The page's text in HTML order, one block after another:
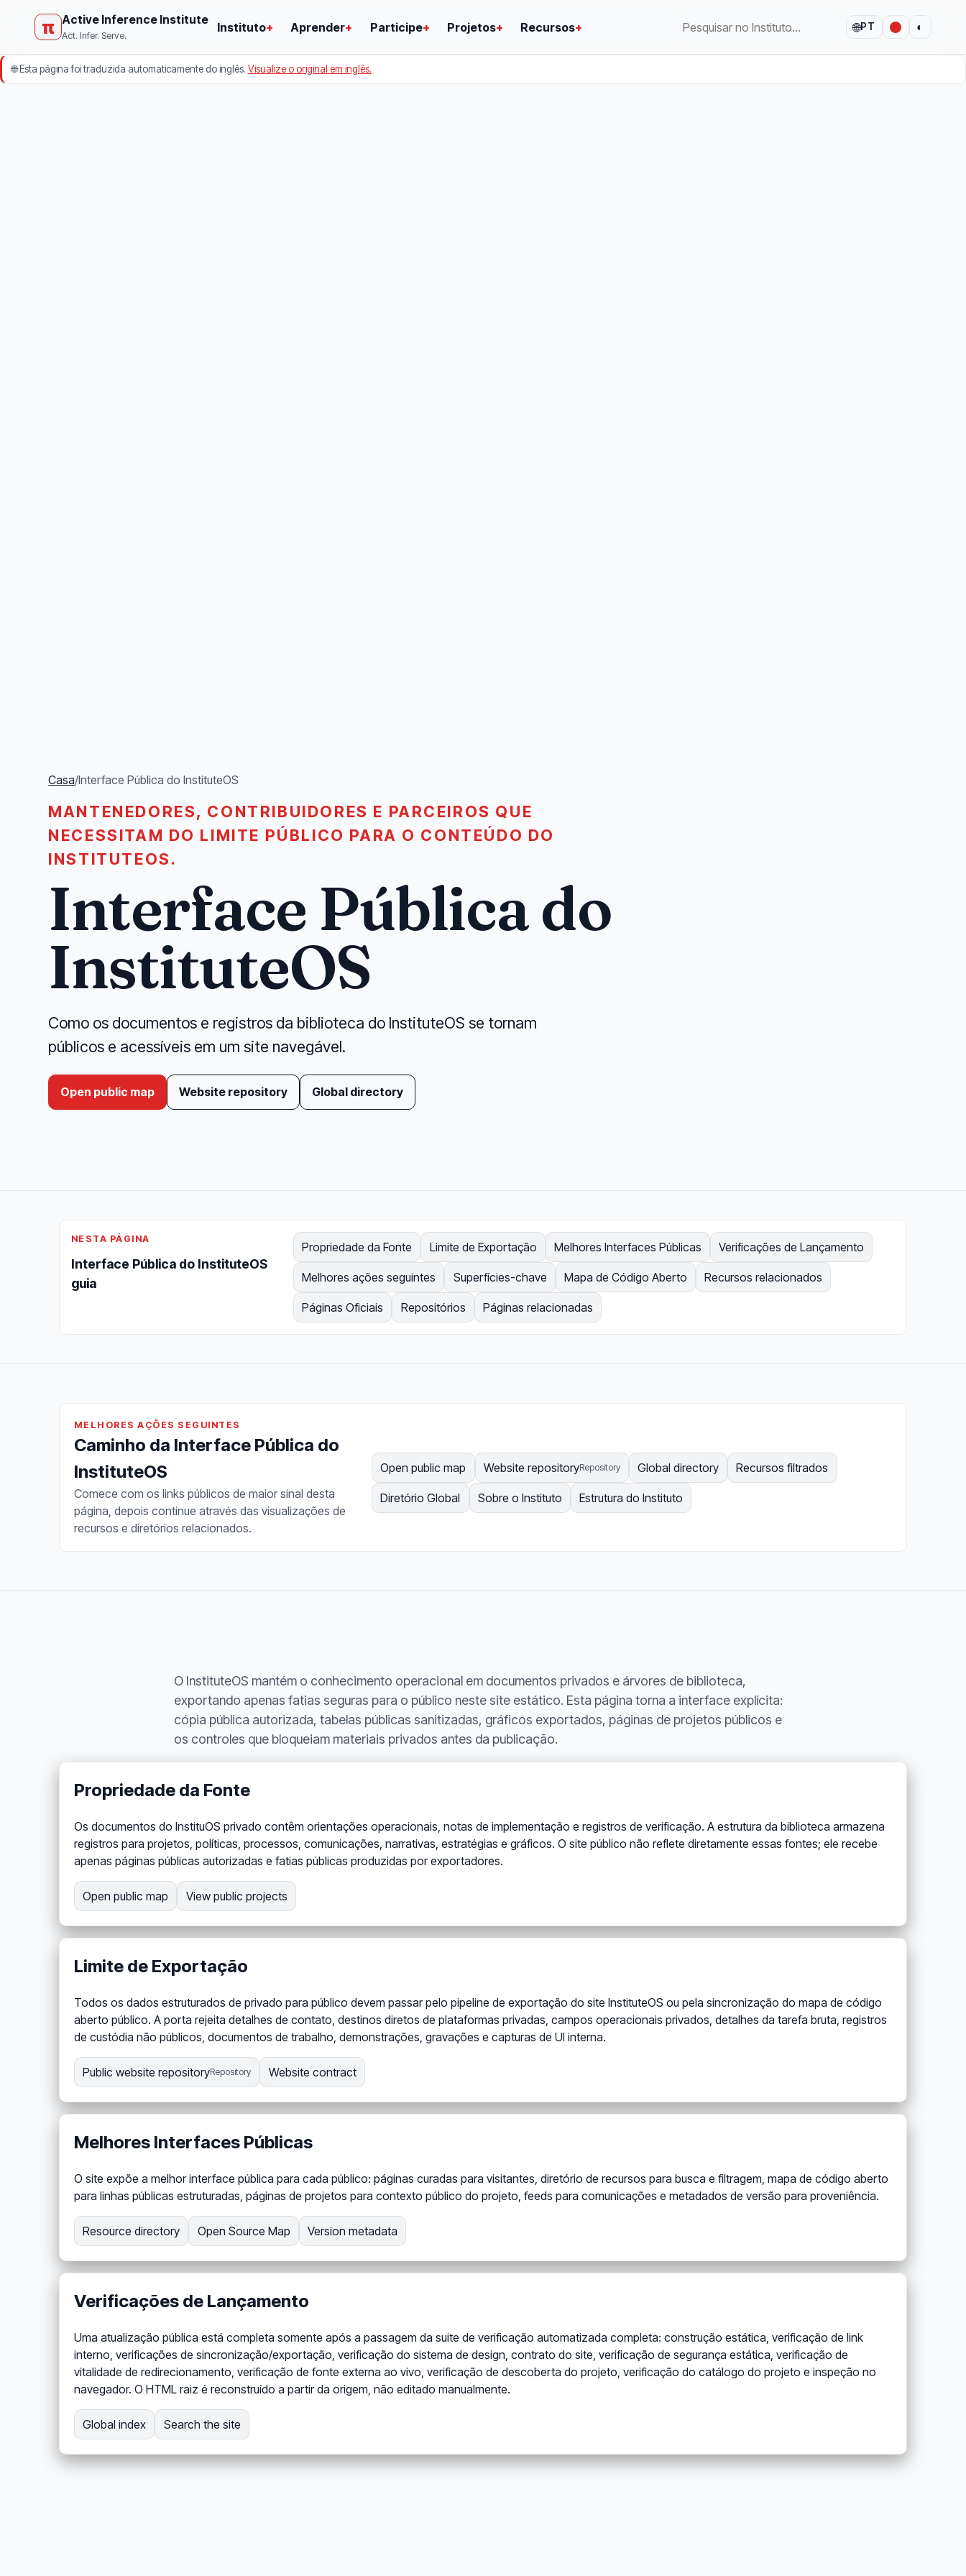
π Active Inference Institute
Act. Infer. Serve.
Instituto+ Aprender+ Participe+ Projetos+ Recursos+ 🌐PT ◐
🌐Esta página foi traduzida automaticamente do inglês. Visualize o original em inglês.
Casa/Interface Pública do InstituteOS
MANTENEDORES, CONTRIBUIDORES E PARCEIROS QUE
NECESSITAM DO LIMITE PÚBLICO PARA O CONTEÚDO DO
INSTITUTEOS.
Interface Pública do
InstituteOS
Como os documentos e registros da biblioteca do InstituteOS se tornam
públicos e acessíveis em um site navegável.
Open public map Website repository Global directory
NESTA PÁGINA
Interface Pública do InstituteOS
guia
Propriedade da Fonte Limite de Exportação Melhores Interfaces Públicas Verificações de Lançamento
Melhores ações seguintes Superfícies-chave Mapa de Código Aberto Recursos relacionados
Páginas Oficiais Repositórios Páginas relacionadas
MELHORES AÇÕES SEGUINTES
Caminho da Interface Pública do
InstituteOS
Comece com os links públicos de maior sinal desta
página, depois continue através das visualizações de
recursos e diretórios relacionados.
Open public map Website repositoryRepository Global directory Recursos filtrados
Diretório Global Sobre o Instituto Estrutura do Instituto
O InstituteOS mantém o conhecimento operacional em documentos privados e árvores de biblioteca,
exportando apenas fatias seguras para o público neste site estático. Esta página torna a interface explícita:
cópia pública autorizada, tabelas públicas sanitizadas, gráficos exportados, páginas de projetos públicos e
os controles que bloqueiam materiais privados antes da publicação.
Propriedade da Fonte
Os documentos do InstituOS privado contêm orientações operacionais, notas de implementação e registros de verificação. A estrutura da biblioteca armazena
registros para projetos, políticas, processos, comunicações, narrativas, estratégias e gráficos. O site público não reflete diretamente essas fontes; ele recebe
apenas páginas públicas autorizadas e fatias públicas produzidas por exportadores.
Open public map View public projects
Limite de Exportação
Todos os dados estruturados de privado para público devem passar pelo pipeline de exportação do site InstituteOS ou pela sincronização do mapa de código
aberto público. A porta rejeita detalhes de contato, destinos diretos de plataformas privadas, campos operacionais privados, detalhes da tarefa bruta, registros
de custódia não públicos, documentos de trabalho, demonstrações, gravações e capturas de UI interna.
Public website repositoryRepository Website contract
Melhores Interfaces Públicas
O site expõe a melhor interface pública para cada público: páginas curadas para visitantes, diretório de recursos para busca e filtragem, mapa de código aberto
para linhas públicas estruturadas, páginas de projetos para contexto público do projeto, feeds para comunicações e metadados de versão para proveniência.
Resource directory Open Source Map Version metadata
Verificações de Lançamento
Uma atualização pública está completa somente após a passagem da suite de verificação automatizada completa: construção estática, verificação de link
interno, verificações de sincronização/exportação, verificação do sistema de design, contrato do site, verificação de segurança estática, verificação de
vitalidade de redirecionamento, verificação de fonte externa ao vivo, verificação de descoberta do projeto, verificação do catálogo do projeto e inspeção no
navegador. O HTML raiz é reconstruído a partir da origem, não editado manualmente.
Global index Search the site